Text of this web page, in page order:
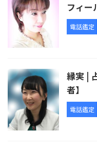
フィー
電話鑑定
縁実 |
者】
電話鑑定